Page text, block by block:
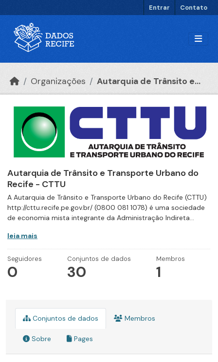
Entrar Contato
Organizações Autarquia de Trânsito e...
Autarquia de Trânsito e Transporte Urbano do
Recife - CTTU
A Autarquia de Trânsito e Transporte Urbano do Recife (CTTU)
http://cttu.recife.pe.gov.br/ (0800 081 1078) é uma sociedade
de economia mista integrante da Administração Indireta...
leia mais
Seguidores
0
Conjuntos de dados
30
Membros
1
Conjuntos de dados Membros
Sobre Pages